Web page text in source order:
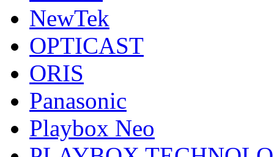
NewTek
OPTICAST
ORIS
Panasonic
Playbox Neo